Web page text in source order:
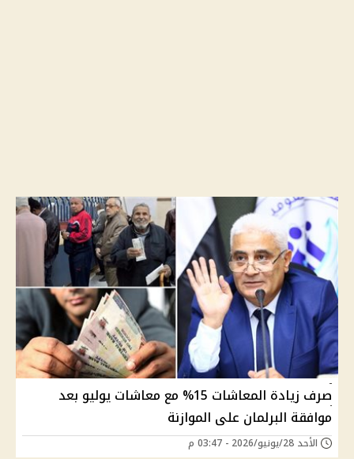
صرف زيادة المعاشات 15% مع معاشات يوليو بعد
موافقة البرلمان على الموازنة
الأحد 28/يونيو/2026 - 03:47 م